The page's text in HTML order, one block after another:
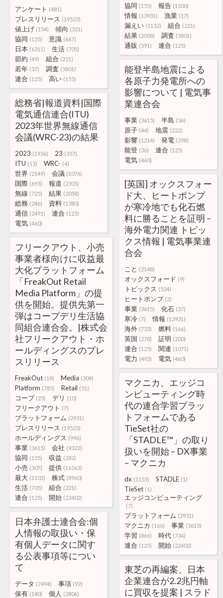
協同 (155) 報告 (1500)
情報 (13931) 漁業 (17)
漏えい (1132) 組合 (221)
結果 (2058) 調査 (5801)
通販 (591) 連合 (125)
アンケート (481)
プレスリリース (19523)
値上げ (154) 傾向 (321)
協同 (155) 意識 (667)
日本 (6311) 生活 (705)
節約 (49) 組合 (221)
若年 (37) 調査 (5801)
連合 (125) 高い (155)
能登半島地震による
各原子力発電所への
影響について | 電気事
業連合会
事業 (3615) 半島 (36)
原子 (44) 地震 (222)
影響 (1214) 発電 (298)
能登 (36) 連合 (125)
電気 (460)
総務省|報道資料|国際
電気通信連合(ITU)
2023年世界無線通信
会議(WRC-23)の結果
2023 (1936) 23 (357)
ITU (15) WRC- (4)
世界 (2149) 会議 (1076)
国際 (693) 報道 (2305)
無線 (725) 結果 (2058)
総務 (246) 資料 (1380)
通信 (2491) 連合 (125)
電気 (460)
[英国] オックスフォー
ド大、ヒートポンプ
が寒冷地でも化石燃
料に勝ることを証明 –
海外電力関連 トピッ
クス情報 | 電気事業連
合会
こと (2148)
オックスフォード (9)
トピックス (524)
ヒートポンプ (2)
事業 (3615) 化石 (37)
寒冷 (7) 情報 (13931)
海外 (733) 燃料 (166)
英国 (278) 証明 (200)
連合 (125) 関連 (1071)
電力 (493) 電気 (460)
フリークアウト、小売
事業者様向けに収益最
大化プラットフォーム
「FreakOut Retail
Media Platform」の提
供を開始。提供先第一
弾はコープデリ生活協
同組合連合会。|株式会
社フリークアウト・ホ
ールディングスのプレ
スリリース
FreakOut (19) Media (309)
Platform (785) Retail (51)
コープ (25) デリ (10)
フリークアウト (7)
プラットフォーム (2931)
プレスリリース (19523)
ホールディングス (996)
事業 (3615) 会社 (9322)
協同 (155) 収益 (282)
小売 (307) 提供 (16563)
最大 (1102) 株式 (8960)
生活 (705) 組合 (221)
連合 (125) 開始 (22402)
マクニカ、エッジコ
ンピューティング時
代の連合学習プラッ
トフォームである
TieSet社の
「STADLE™」の取り
扱いを開始 – DX事業
– マクニカ
dx (1155) STADLE (1)
TieSet (1)
エッジコンピューティング
(7)
プラットフォーム (2931)
マクニカ (166) 事業 (3615)
学習 (866) 時代 (734)
連合 (125) 開始 (22402)
日本弁護士連合会:個
人情報の取扱い・保
有個人データに関す
る公表事項等につい
て
データ (7494) 事項 (92)
保有 (180) 個人 (2806)
東芝の再編案、日本
企業連合が2.2兆円軸
に買収を提案 | スラド